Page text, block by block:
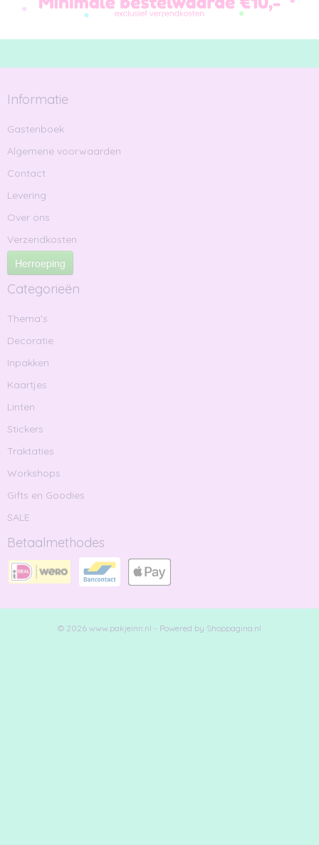
Informatie
Gastenboek
Algemene voorwaarden
Contact
Levering
Over ons
Verzendkosten
Herroeping
Categorieën
Thema's
Decoratie
Inpakken
Kaartjes
Linten
Stickers
Traktaties
Workshops
Gifts en Goodies
SALE
Betaalmethodes
© 2026 www.pakjeinn.nl - Powered by Shoppagina.nl